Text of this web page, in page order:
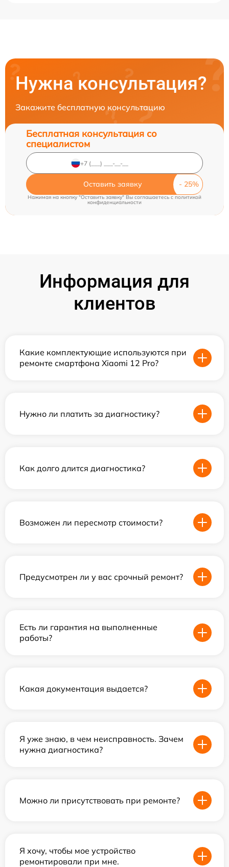
Нужна консультация?
Закажите бесплатную консультацию
Бесплатная консультация со
специалистом
Оставить заявку
Нажимая на кнопку "Оставить заявку" Вы соглашаетесь cполитикой
конфиденциальности
Информация для
клиентов
Какие комплектующие используются при
ремонте смартфона Xiaomi 12 Pro?
Нужно ли платить за диагностику?
Как долго длится диагностика?
Возможен ли пересмотр стоимости?
Предусмотрен ли у вас срочный ремонт?
Есть ли гарантия на выполненные
работы?
Какая документация выдается?
Я уже знаю, в чем неисправность. Зачем
нужна диагностика?
Можно ли присутствовать при ремонте?
Я хочу, чтобы мое устройство
ремонтировали при мне.